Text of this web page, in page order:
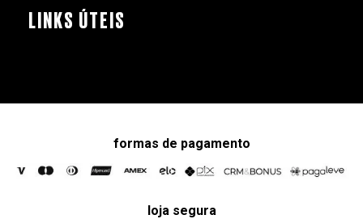
LINKS ÚTEIS
formas de pagamento
loja segura